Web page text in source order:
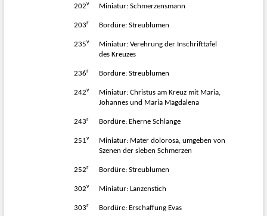
202v Miniatur: Schmerzensmann
203r Bordüre: Streublumen
235v
Miniatur: Verehrung der Inschrifttafel
des Kreuzes
236r Bordüre: Streublumen
242v
Miniatur: Christus am Kreuz mit Maria,
Johannes und Maria Magdalena
243r Bordüre: Eherne Schlange
251v
Miniatur: Mater dolorosa, umgeben von
Szenen der sieben Schmerzen
252r Bordüre: Streublumen
302v Miniatur: Lanzenstich
303r Bordüre: Erschaffung Evas